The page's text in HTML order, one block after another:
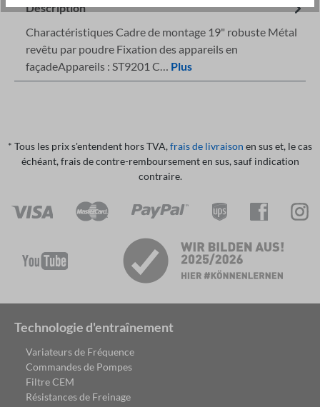
Description
Charactéristiques Cadre de montage 19" robuste Métal
revêtu par poudre Fixation des appareils en
façadeAppareils : ST9201 C… Plus
* Tous les prix s'entendent hors TVA, frais de livraison en sus et, le cas
échéant, frais de contre-remboursement en sus, sauf indication
contraire.
Technologie d'entraînement
Variateurs de Fréquence
Commandes de Pompes
Filtre CEM
Résistances de Freinage